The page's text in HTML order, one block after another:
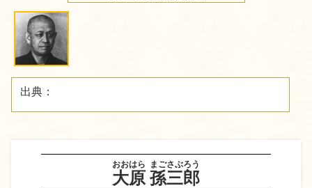
大原
おおはら
孫三郎
まごさぶろう
出典：